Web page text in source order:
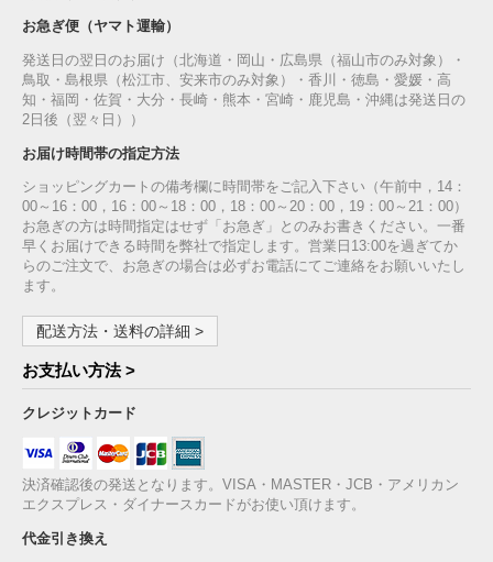
お急ぎ便（ヤマト運輸）
発送日の翌日のお届け（北海道・岡山・広島県（福山市のみ対象）・
鳥取・島根県（松江市、安来市のみ対象）・香川・徳島・愛媛・高
知・福岡・佐賀・大分・長崎・熊本・宮崎・鹿児島・沖縄は発送日の
2日後（翌々日））
お届け時間帯の指定方法
ショッピングカートの備考欄に時間帯をご記入下さい（午前中，14：
00～16：00，16：00～18：00，18：00～20：00，19：00～21：00）
お急ぎの方は時間指定はせず「お急ぎ」とのみお書きください。一番
早くお届けできる時間を弊社で指定します。営業日13:00を過ぎてか
らのご注文で、お急ぎの場合は必ずお電話にてご連絡をお願いいたし
ます。
配送方法・送料の詳細 >
お支払い方法 >
クレジットカード
決済確認後の発送となります。VISA・MASTER・JCB・アメリカン
エクスプレス・ダイナースカードがお使い頂けます。
代金引き換え